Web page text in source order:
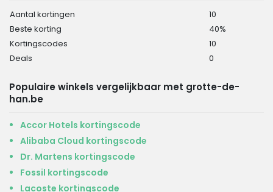
Aantal kortingen
10
Beste korting
40%
Kortingscodes
10
Deals
0
Populaire winkels vergelijkbaar met grotte-de-
han.be
Accor Hotels kortingscode
Alibaba Cloud kortingscode
Dr. Martens kortingscode
Fossil kortingscode
Lacoste kortingscode